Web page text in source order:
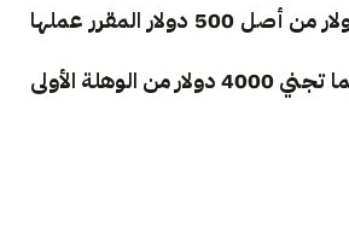
مشروعك 2000 دولار من أصل 500 دولار المقرر عملها
، لكن من يدري ، ربما تجني 4000 دولار من الوهلة الأولى